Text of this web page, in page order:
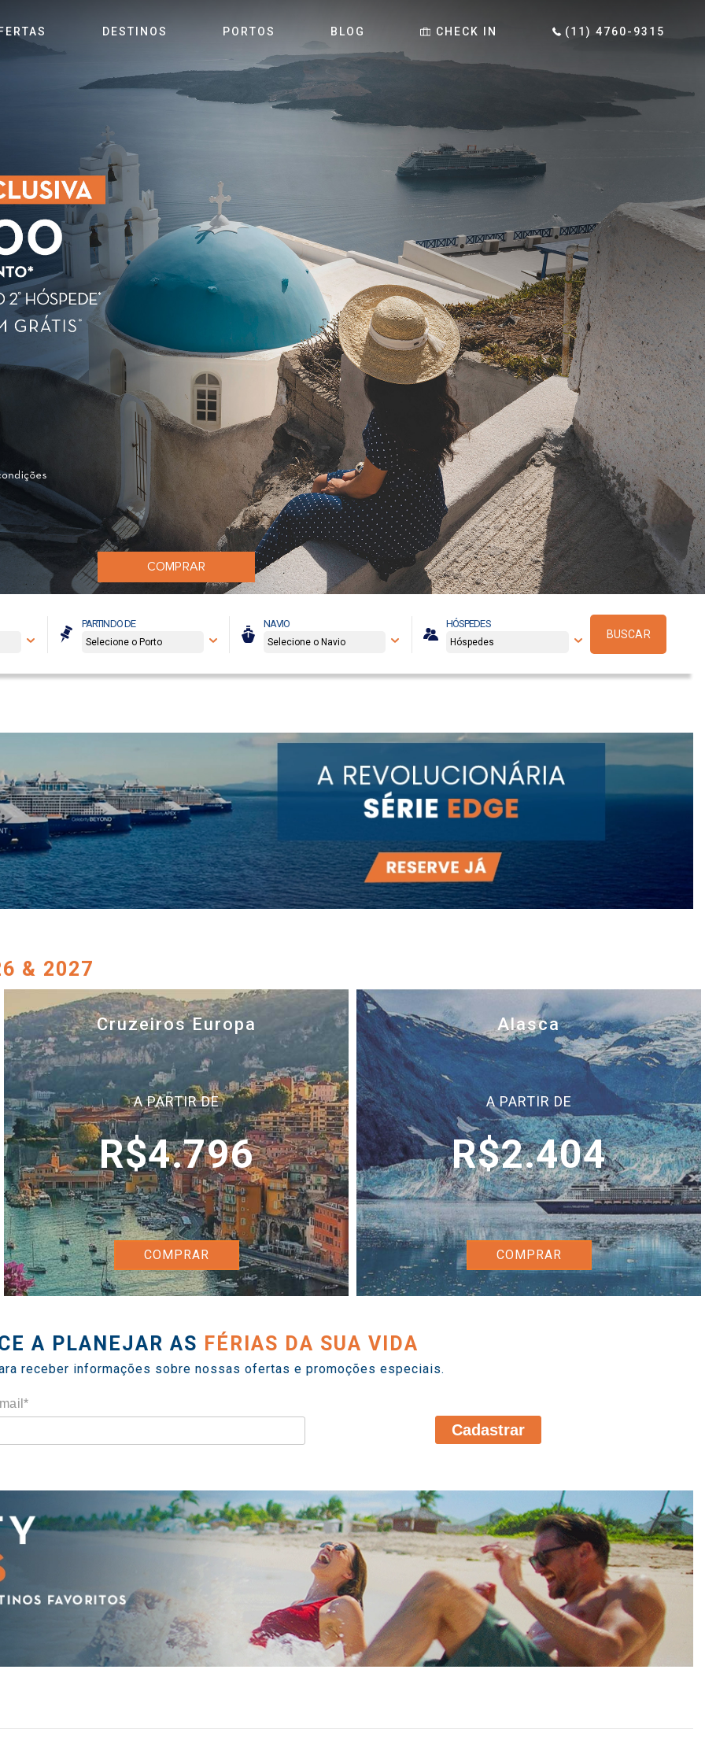
DESTINOS PORTOS BLOG CHECK IN (11) 4760-9315
COMPRAR
PARTINDO DE NAVIO HÓSPEDES
BUSCAR
& 2027
Cruzeiros Europa
A PARTIR DE
R$4.796
COMPRAR
Alasca
A PARTIR DE
R$2.404
COMPRAR
A PLANEJAR AS FÉRIAS DA SUA VIDA
receber informações sobre nossas ofertas e promoções especiais.
Cadastrar